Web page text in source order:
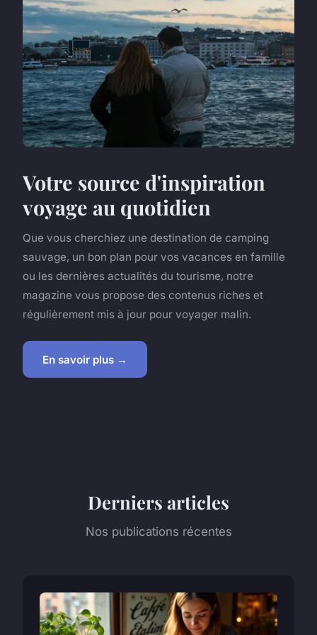
Votre source d'inspiration
voyage au quotidien
Que vous cherchiez une destination de camping
sauvage, un bon plan pour vos vacances en famille
ou les dernières actualités du tourisme, notre
magazine vous propose des contenus riches et
régulièrement mis à jour pour voyager malin.
En savoir plus →
Derniers articles
Nos publications récentes